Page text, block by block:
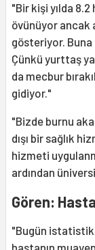
"Bir kişi yılda
övünüyor ancak
gösteriyor. Buna
Çünkü yurttaş
da mecbur
gidiyor."
"Bizde burnu
dışı bir sağlık
hizmeti
ardından
Gören:
"Bugün